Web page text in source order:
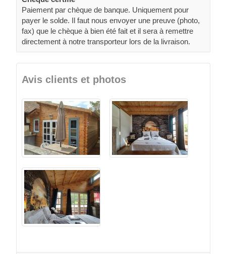
Paiement par chèque de banque. Uniquement pour
payer le solde. Il faut nous envoyer une preuve (photo,
fax) que le chèque à bien été fait et il sera à remettre
directement à notre transporteur lors de la livraison.
Avis clients et photos